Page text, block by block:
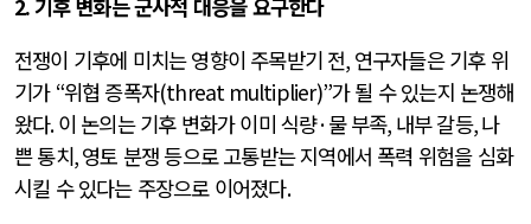
2.기후 변화는 군사적 대응을 요구한다
전쟁이 기후에 미치는 영향이 주목받기 전, 연구자들은 기후 위
기가 “위협 증폭자(threat multiplier)”가 될 수 있는지 논쟁해
왔다.이 논의는 기후 변화가 이미 식량·물 부족, 내부 갈등,나
쁜 통치,영토 분쟁 등으로 고통받는 지역에서 폭력 위험을 심화
시킬 수 있다는 주장으로 이어졌다.